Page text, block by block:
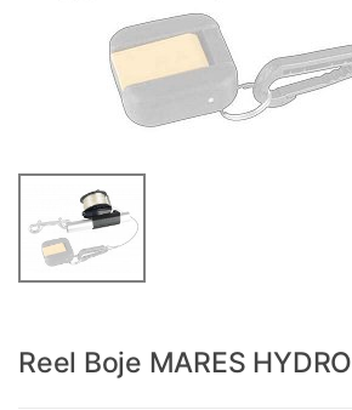
Reel Boje MARES HYDRO